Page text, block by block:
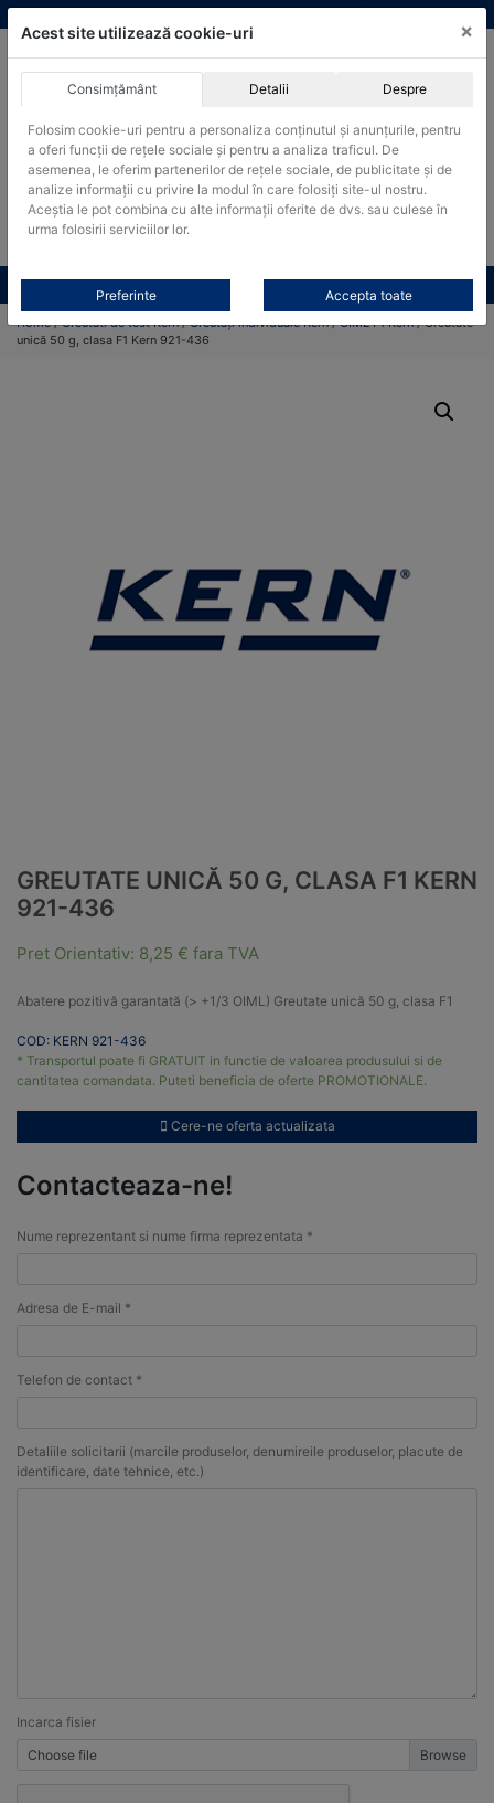
Skip
to
Produsele pot fi achizitionate si in sistemul SEAP / SICAP
Products
search
CAUTARE
Toate produsele CONTACT
Home/Greutati de test Kern/Greutăți individuale Kern/OIML F1 Kern/ Greutate
unică 50 g, clasa F1 Kern 921-436
GREUTATE UNICĂ 50 G, CLASA F1 KERN
921-436
Pret Orientativ: 8,25 € fara TVA
Abatere pozitivă garantată (> +1/3 OIML) Greutate unică 50 g, clasa F1
COD: KERN 921-436
* Transportul poate fi GRATUIT in functie de valoarea produsului si de
cantitatea comandata. Puteti beneficia de oferte PROMOTIONALE.
Cere-ne oferta actualizata
Contacteaza-ne!
Nume reprezentant si nume firma reprezentata *
Adresa de E-mail *
Telefon de contact *
Detaliile solicitarii (marcile produselor, denumireile produselor, placute de
identificare, date tehnice, etc.)
Incarca fisier
Choose file
Acest site utilizează cookie-uri ×
Consimțământ Detalii Despre
Folosim cookie-uri pentru a personaliza conținutul și anunțurile, pentru
a oferi funcții de rețele sociale și pentru a analiza traficul. De
asemenea, le oferim partenerilor de rețele sociale, de publicitate și de
analize informații cu privire la modul în care folosiți site-ul nostru.
Aceștia le pot combina cu alte informații oferite de dvs. sau culese în
urma folosirii serviciilor lor.
Preferinte Accepta toate